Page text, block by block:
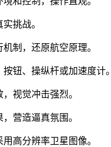
挑战。
制，还原航空原理。
钮、操纵杆或加速度计。
视觉冲击强烈。
营造逼真氛围。
高分辨率卫星图像。